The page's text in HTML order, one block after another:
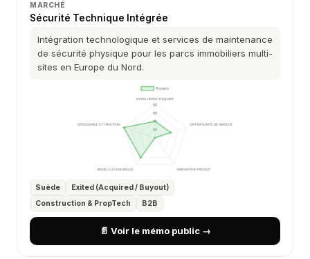
MARCHÉ
Sécurité Technique Intégrée
Intégration technologique et services de maintenance
de sécurité physique pour les parcs immobiliers multi-
sites en Europe du Nord.
Suède
Exited (Acquired / Buyout)
Construction & PropTech
B2B
📄 Voir le mémo public →